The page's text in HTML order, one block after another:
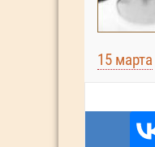
15 марта